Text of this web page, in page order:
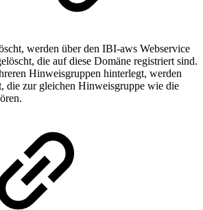
werden über den IBI-aws Webservice
die auf diese Domäne registriert sind.
Hinweisgruppen hinterlegt, werden
die zur gleichen Hinweisgruppe wie die